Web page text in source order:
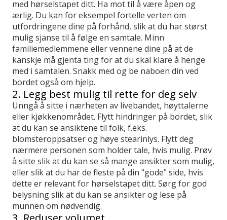
med hørselstapet ditt. Ha mot til å være åpen og
ærlig. Du kan for eksempel fortelle verten om
utfordringene dine på forhånd, slik at du har størst
mulig sjanse til å følge en samtale. Minn
familiemedlemmene eller vennene dine på at de
kanskje må gjenta ting for at du skal klare å henge
med i samtalen. Snakk med og be naboen din ved
bordet også om hjelp.
2. Legg best mulig til rette for deg selv
Unngå å sitte i nærheten av livebandet, høyttalerne
eller kjøkkenområdet. Flytt hindringer på bordet, slik
at du kan se ansiktene til folk, f.eks.
blomsteroppsatser og høye stearinlys. Flytt deg
nærmere personen som holder tale, hvis mulig. Prøv
å sitte slik at du kan se så mange ansikter som mulig,
eller slik at du har de fleste på din "gode" side, hvis
dette er relevant for hørselstapet ditt. Sørg for god
belysning slik at du kan se ansikter og lese på
munnen om nødvendig.